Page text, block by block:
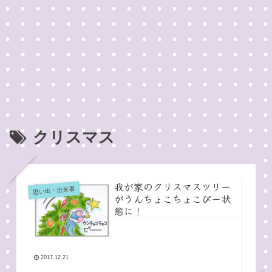
クリスマス
思い出・出来事
我が家のクリスマスツリー
がうんちょこちょこぴー状
態に！
2017.12.21